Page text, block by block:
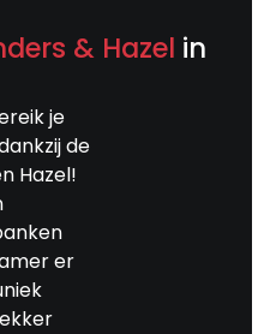
& Hazel in
je
de
Hazel!
er